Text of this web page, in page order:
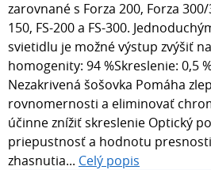
zarovnané s Forza 200, Forza 300/
150, FS-200 a FS-300.
svietidlu je možné výstup zvýšiť
homogenity: 94 %Skreslenie: 0,5
Nezakrivená šošovka Pomáha
rovnomernosti a eliminovať
účinne znížiť skreslenie Optický
priepustnosť a hodnotu presnosti
zhasnutia... Celý popis